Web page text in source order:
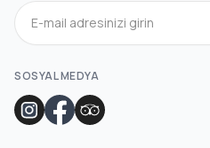
SOSYAL MEDYA